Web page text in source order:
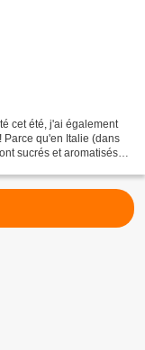
cet été, j'ai également
Parce qu'en Italie (dans
sucrés et aromatisés,